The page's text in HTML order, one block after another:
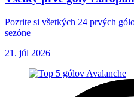
Pozrite si všetkých 24 prvých
sezóne
21. júl 2026